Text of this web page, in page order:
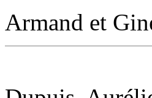
Armand et